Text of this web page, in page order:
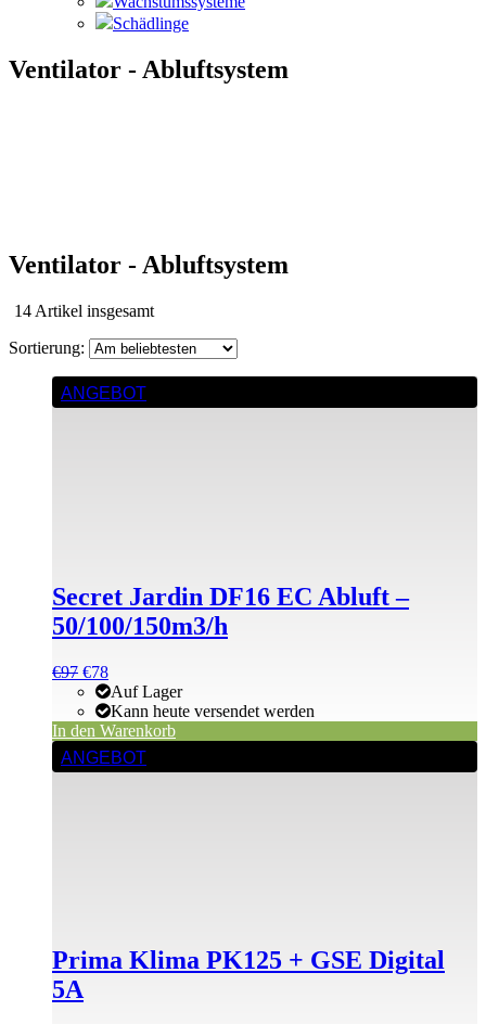
Schädlinge
Ventilator - Abluftsystem
Ventilator - Abluftsystem
14 Artikel insgesamtNach
sortiert
ANGEBOT
Secret Jardin DF16 EC Abluft –
50/100/150m3/h
Ursprünglicher
Preis
war:
€97
€97Aktueller
Preis
ist:
€97.
€78
Auf Lager
Kann heute versendet werden
In den Warenkorb
ANGEBOT
Prima Klima PK125 + GSE Digital
5A